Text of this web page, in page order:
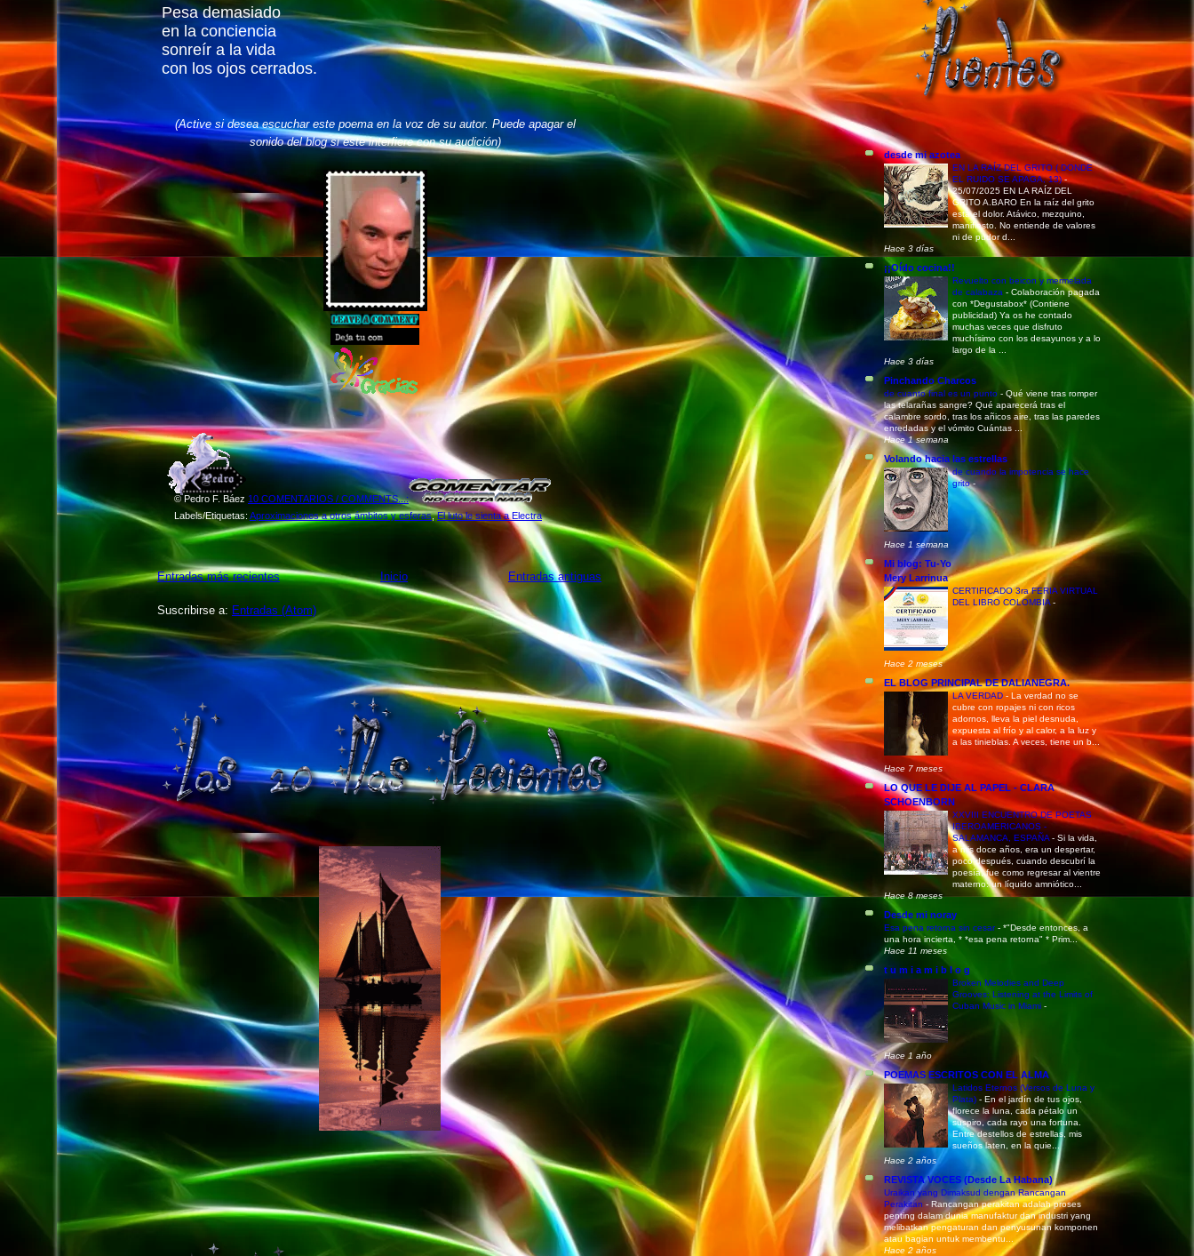
Pesa demasiado
en la conciencia
sonreír a la vida
con los ojos cerrados.
(Active si desea escuchar este poema en la voz de su autor. Puede apagar el
sonido del blog si éste interfiere con su audición)
©Pedro F. Báez 10 COMENTARIOS / COMMENTS...:
Labels/Etiquetas: Aproximaciones a otros ámbitos y esferas,El luto le sienta a Electra
Entradas más recientes Entradas antiguas
Inicio
Suscribirse a: Entradas (Atom)
desde mi azotea
EN LA RAÍZ DEL GRITO ( DONDE
EL RUIDO SE APAGA, 13)-
25/07/2025 EN LA RAÍZ DEL
GRITO A.BARO En la raíz del grito
está el dolor. Atávico, mezquino,
manifiesto. No entiende de valores
ni de pudor d...
Hace 3 días
¡¡Oído cocina!!
Revuelto con beicon y mermelada
de calabaza - Colaboración pagada
con *Degustabox* (Contiene
publicidad) Ya os he contado
muchas veces que disfruto
muchísimo con los desayunos y a lo
largo de la ...
Hace 3 días
Pinchando Charcos
de cuanto final es un punto - Qué viene tras romper
las telarañas sangre? Qué aparecerá tras el
calambre sordo, tras los añicos aire, tras las paredes
enredadas y el vómito Cuántas ...
Hace 1 semana
Volando hacia las estrellas
de cuando la impotencia se hace
grito-
Hace 1 semana
Mi blog: Tu-Yo
Mery Larrinua
CERTIFICADO 3ra FERIA VIRTUAL
DEL LIBRO COLOMBIA -
Hace 2 meses
EL BLOG PRINCIPAL DE DALIANEGRA.
LA VERDAD - La verdad no se
cubre con ropajes ni con ricos
adornos, lleva la piel desnuda,
expuesta al frío y al calor, a la luz y
a las tinieblas. A veces, tiene un b...
Hace 7 meses
LO QUE LE DIJE AL PAPEL - CLARA
SCHOENBORN
XXVIII ENCUENTRO DE POETAS
IBEROAMERICANOS -
SALAMANCA, ESPAÑA - Si la vida,
a mis doce años, era un despertar,
poco después, cuando descubrí la
poesía, fue como regresar al vientre
materno: un líquido amniótico...
Hace 8 meses
Desde mi noray
Esa pena retorna sin cesar- *"Desde entonces, a
una hora incierta, * *esa pena retorna" * Prim...
Hace 11 meses
t u m i a m i b l o g
Broken Melodies and Deep
Grooves: Listening at the Limits of
Cuban Music in Miami -
Hace 1 año
POEMAS ESCRITOS CON EL ALMA
Latidos Eternos (Versos de Luna y
Plata) - En el jardín de tus ojos,
florece la luna, cada pétalo un
suspiro, cada rayo una fortuna.
Entre destellos de estrellas, mis
sueños laten, en la quie...
Hace 2 años
REVISTA VOCES (Desde La Habana)
Uraikan yang Dimaksud dengan Rancangan
Perakitan - Rancangan perakitan adalah proses
penting dalam dunia manufaktur dan industri yang
melibatkan pengaturan dan penyusunan komponen
atau bagian untuk membentu...
Hace 2 años